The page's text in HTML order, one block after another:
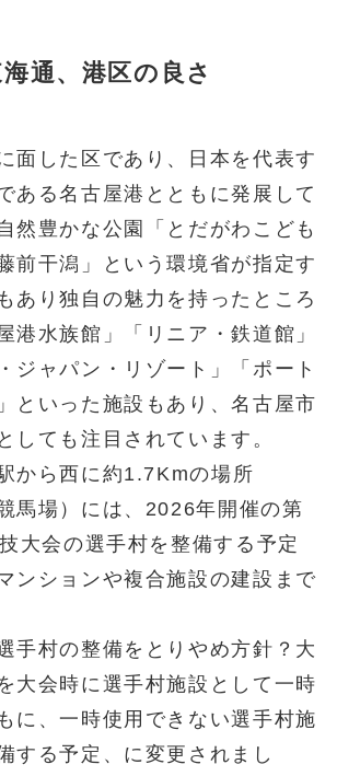
通、港区の良さ
面した区であり、日本を代表す
ある名古屋港とともに発展して
然豊かな公園「とだがわこども
前干潟」という環境省が指定す
あり独自の魅力を持ったところ
港水族館」「リニア・鉄道館」
ジャパン・リゾート」「ポート
といった施設もあり、名古屋市
しても注目されています。
から西に約1.7Kmの場所
馬場）には、2026年開催の第
大会の選手村を整備する予定
ンションや複合施設の建設まで
手村の整備をとりやめ方針？大
大会時に選手村施設として一時
に、一時使用できない選手村施
する予定、に変更されまし